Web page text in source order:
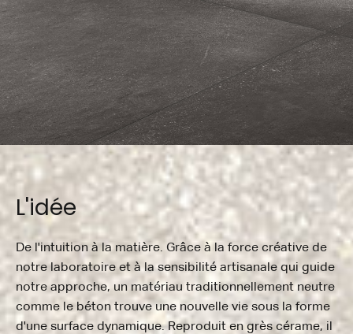
L'idée
De l'intuition à la matière. Grâce à la force créative de
notre laboratoire et à la sensibilité artisanale qui guide
notre approche, un matériau traditionnellement neutre
comme le béton trouve une nouvelle vie sous la forme
d'une surface dynamique. Reproduit en grès cérame, il